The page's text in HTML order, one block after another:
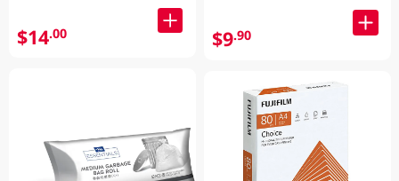
$14.00 $9.90